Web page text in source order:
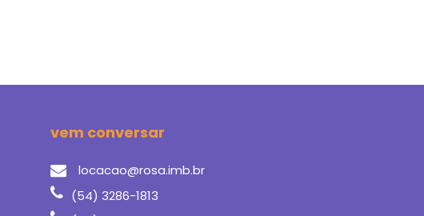
vem conversar
locacao@rosa.imb.br
(54) 3286-1813